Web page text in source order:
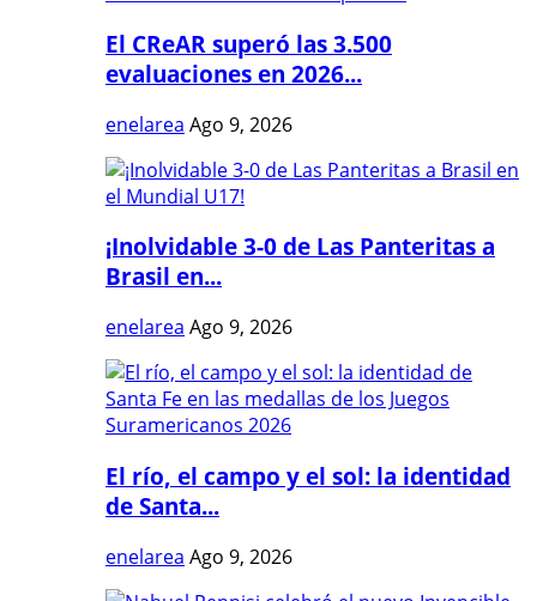
El CReAR superó las 3.500
evaluaciones en 2026...
enelarea Ago 9, 2026
¡Inolvidable 3-0 de Las Panteritas a
Brasil en...
enelarea Ago 9, 2026
El río, el campo y el sol: la identidad
de Santa...
enelarea Ago 9, 2026